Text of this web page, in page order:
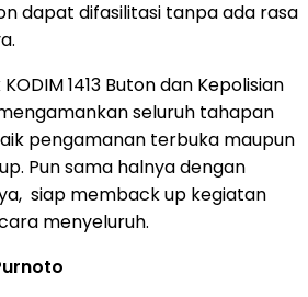
dapat difasilitasi tanpa ada rasa
1413 Buton dan Kepolisian
seluruh tahapan
pengamanan terbuka maupun
Pun sama halnya dengan
siap memback up kegiatan
menyeluruh.